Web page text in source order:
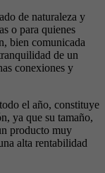
de naturaleza y
o para quienes
bien comunicada
de un
conexiones y
el año, constituye
ya que su tamaño,
producto muy
alta rentabilidad